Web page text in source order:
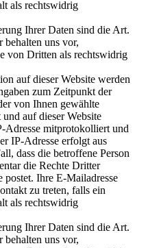
als rechtswidrig
Ihrer Daten sind die Art.
uns vor,
von Dritten als rechtswidrig
auf dieser Website werden
zum Zeitpunkt der
von Ihnen gewählte
auf dieser Website
mitprotokolliert und
IP-Adresse erfolgt aus
dass die betroffene Person
die Rechte Dritter
Ihre E-Mailadresse
zu treten, falls ein
als rechtswidrig
Ihrer Daten sind die Art.
uns vor,